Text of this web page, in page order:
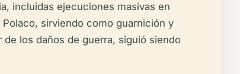
incluidas ejecuciones masivas en
Polaco, sirviendo como guarnición y
los daños de guerra, siguió siendo